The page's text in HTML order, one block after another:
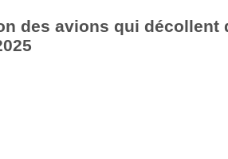
des avions qui décollent